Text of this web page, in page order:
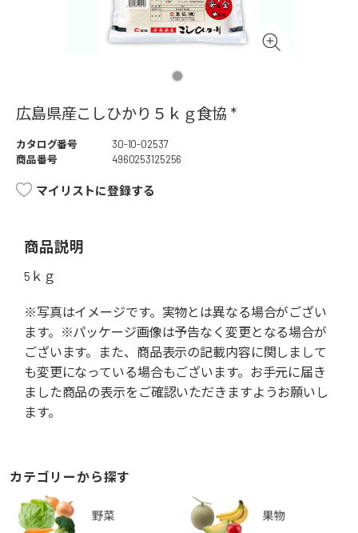
広島県産こしひかり５ｋｇ食協 *
カタログ番号
30-10-02537
商品番号
4960253125256
マイリストに登録する
商品説明
5ｋｇ
※写真はイメージです。実物とは異なる場合がござい
ます。※パッケージ画像は予告なく変更となる場合が
ございます。また、商品表示の記載内容に関しまして
も変更になっている場合もございます。お手元に届き
ました商品の表示をご確認いただきますようお願いし
ます。
カテゴリーから探す